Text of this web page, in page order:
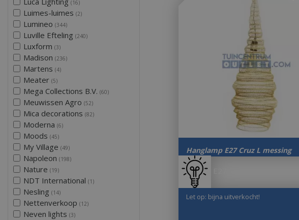
Hanglamp E27 Cruz L messing
Let op: bijna uitverkocht!
(16)
Luimes-luimes (2)
Lumineo (344)
Luville Efteling (240)
Luxform (3)
Madison (236)
Martens (4)
Meater (5)
Mega Collections B.V. (60)
Meuwissen Agro (52)
Mica decorations (82)
Moderna (6)
Moods (45)
My Village (49)
Napoleon (198)
Nature (19)
NDT International (1)
Nesling (14)
Nettenverkoop (12)
Neven lights (3)